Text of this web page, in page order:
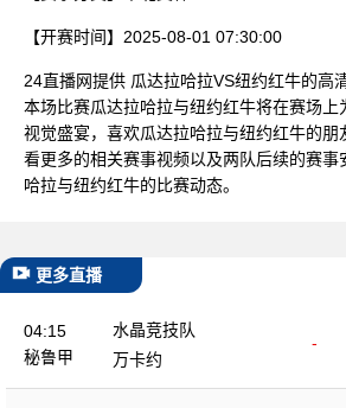
【开赛时间】 2025-08-01 07:30:00
24直播网提供 瓜达拉哈拉VS纽约红牛的高
本场比赛瓜达拉哈拉与纽约红牛将在赛场上
视觉盛宴，喜欢瓜达拉哈拉与纽约红牛的朋
看更多的相关赛事视频以及两队后续的赛事
哈拉与纽约红牛的比赛动态。
更多直播
04:15
秘鲁甲
水晶竞技队
-
万卡约